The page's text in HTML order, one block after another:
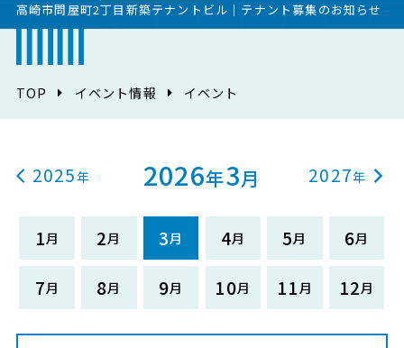
高崎市問屋町2丁目新築テナントビル｜テナント募集のお知らせ
TOP イベント情報 イベント
2025 2026年3月
1 2 3 4 5
6
7
8 9 10 11 12
2027